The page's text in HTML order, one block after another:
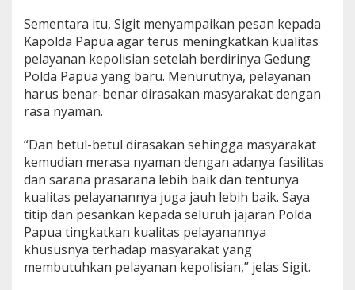
Sementara itu, Sigit menyampaikan pesan kepada
Kapolda Papua agar terus meningkatkan kualitas
pelayanan kepolisian setelah berdirinya Gedung
Polda Papua yang baru. Menurutnya, pelayanan
harus benar-benar dirasakan masyarakat dengan
rasa nyaman.
“Dan betul-betul dirasakan sehingga masyarakat
kemudian merasa nyaman dengan adanya fasilitas
dan sarana prasarana lebih baik dan tentunya
kualitas pelayanannya juga jauh lebih baik. Saya
titip dan pesankan kepada seluruh jajaran Polda
Papua tingkatkan kualitas pelayanannya
khususnya terhadap masyarakat yang
membutuhkan pelayanan kepolisian,” jelas Sigit.